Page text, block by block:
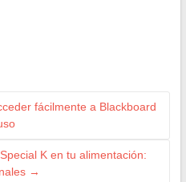
fácilmente a Blackboard
K en tu alimentación:
→